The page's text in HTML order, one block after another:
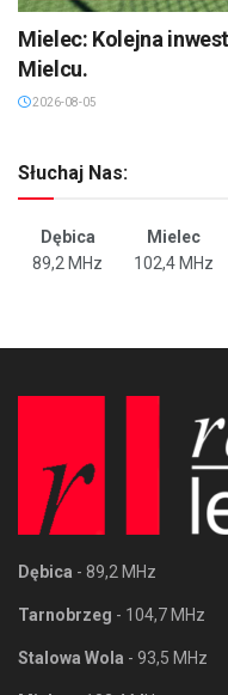
Mielec: Kolejna
Mielcu.
2026-08-05
Słuchaj Nas:
Dębica Mielec
89,2 MHz
102,4 MHz
Dębica - 89,2 MHz
Tarnobrzeg - 104,7 MHz
Stalowa Wola - 93,5 MHz